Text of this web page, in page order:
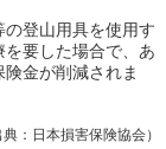
登山用具を使用す
要した場合で、あ
金が削減されま
典：日本損害保険協会）